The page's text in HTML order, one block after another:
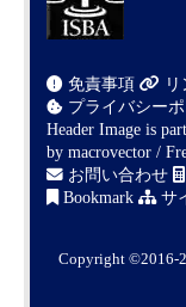
免責事項
プライバシー
Header Image is
by macrovector /
お問い合わせ
Bookmark
サ
Copyright ©2016-